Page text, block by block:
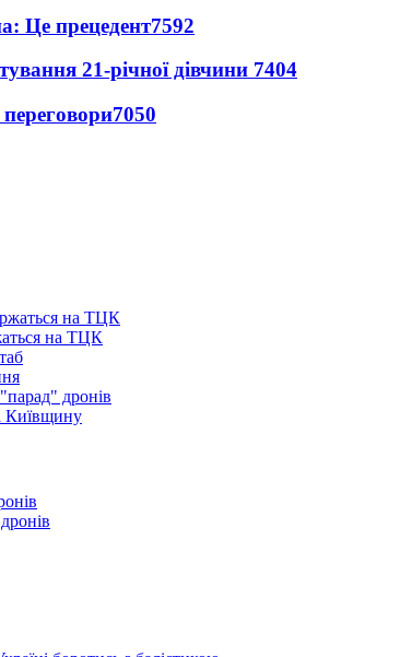
Це прецедент7592
21-річної дівчини 7404
7050
на ТЦК
дронів
Київщину